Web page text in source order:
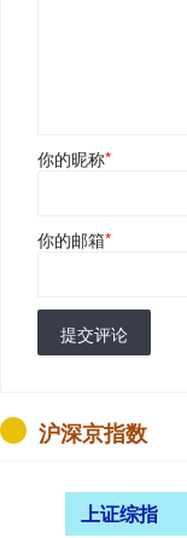
你的昵称*
你的邮箱*
提交评论
沪深京指数
上证综指